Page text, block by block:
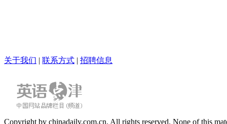
关于我们 | 联系方式 | 招聘信息
Copyright by chinadaily.com.cn. All rights reserved. None of this